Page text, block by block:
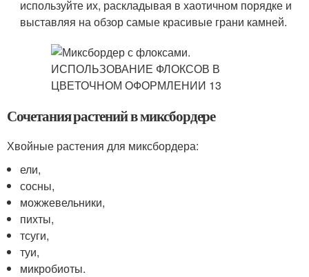
используйте их, раскладывая в хаотичном порядке и
выставляя на обзор самые красивые грани камней.
Сочетания растений в миксбордере
Хвойные растения для миксбордера:
ели,
сосны,
можжевельники,
пихты,
тсуги,
туи,
микробиоты.